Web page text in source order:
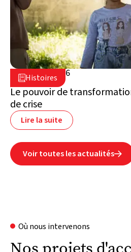
 Histoires
16 juillet 2026
Liban
Le pouvoir de
de crise
Lire la suite
Voir toutes les actualités
Où nous intervenons